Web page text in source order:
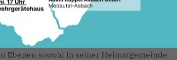
Rechtsanwalt engagiert sich seit
Demokratische Union Deutschlands (CDU)
Ebenen sowohl in seiner Heimatgemeinde